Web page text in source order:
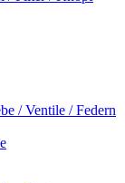
/ Ventile / Federn